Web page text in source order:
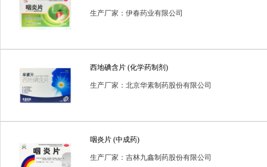
生产厂家：伊春药业有限公司
西地碘含片 (化学药制剂)
生产厂家：北京华素制药股份有限公司
咽炎片 (中成药)
生产厂家：吉林九鑫制药股份有限公司